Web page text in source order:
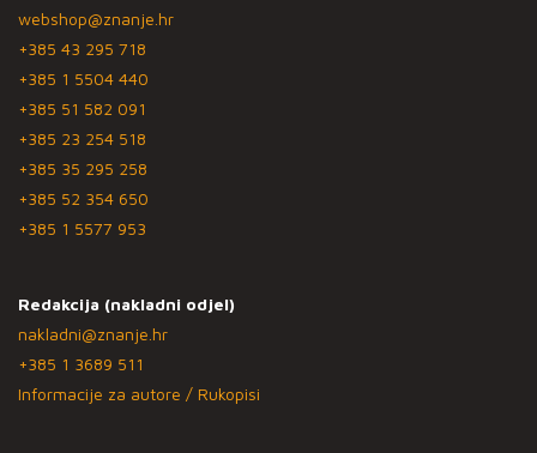
webshop@znanje.hr
+385 43 295 718
+385 1 5504 440
+385 51 582 091
+385 23 254 518
+385 35 295 258
+385 52 354 650
+385 1 5577 953
Redakcija (nakladni odjel)
nakladni@znanje.hr
+385 1 3689 511
Informacije za autore / Rukopisi